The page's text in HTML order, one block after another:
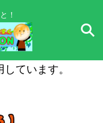
！
ています。